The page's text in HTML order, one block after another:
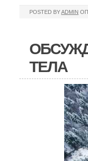
POSTED BYADMIN
ТЕЛА